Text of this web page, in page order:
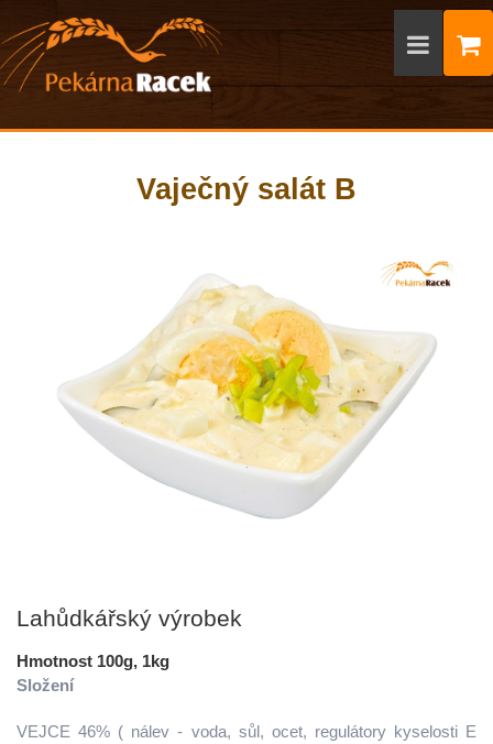
Vaječný salát B
Lahůdkářský výrobek
Hmotnost 100g, 1kg
Složení
VEJCE 46% ( nálev - voda, sůl, ocet, regulátory kyselosti E